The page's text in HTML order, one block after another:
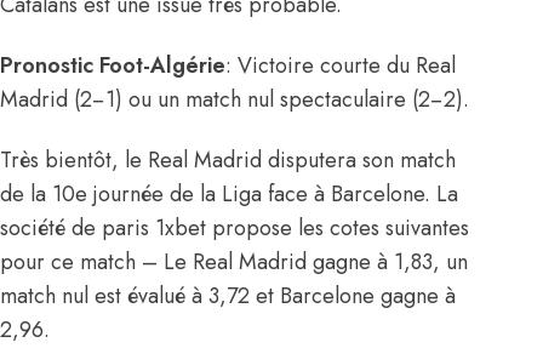
Pronostic Foot-Algérie: Victoire courte du Real
Madrid (2−1) ou un match nul spectaculaire (2−2).
Très bientôt, le Real Madrid disputera son match
de la 10e journée de la Liga face à Barcelone. La
société de paris 1xbet propose les cotes suivantes
pour ce match – Le Real Madrid gagne à 1,83, un
match nul est évalué à 3,72 et Barcelone gagne à
2,96.